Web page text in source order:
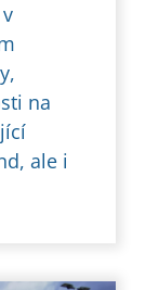
na
ale i